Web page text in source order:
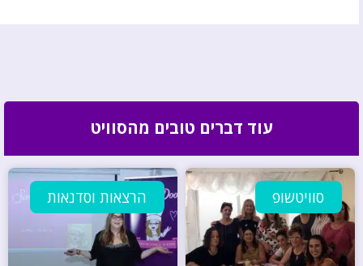
עוד דברים טובים מהסוויט
סוויטשופ הרצאות וסדנאות